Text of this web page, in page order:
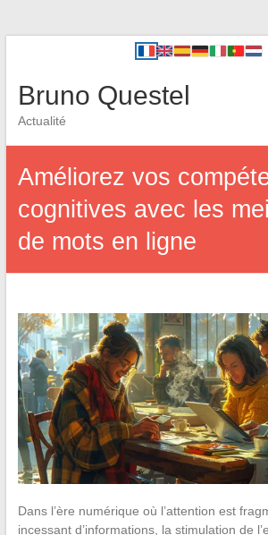
Bruno Questel
Actualité
Améliorez vos
cognitives avec les
de mots en ligne
Dans l’ère numérique où l’attention est
incessant d’informations, la stimulation de